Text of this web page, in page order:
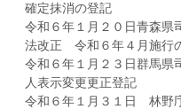
確定抹消の登記
令和６年１月２０日青森
法改正 令和６年４月施行
令和６年１月２３日群馬
人表示変更更正登記
令和６年１月３１日 林野